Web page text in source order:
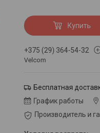
Купить
+375 (29) 364-54-32
Velcom
Бесплатная
График работы
Производитель и